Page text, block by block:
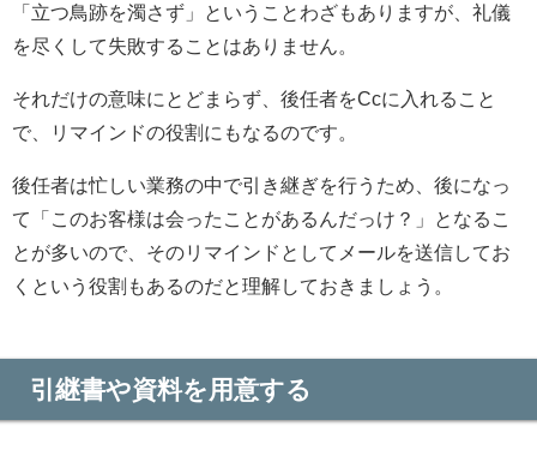
「立つ鳥跡を濁さず」ということわざもありますが、礼儀
を尽くして失敗することはありません。
それだけの意味にとどまらず、後任者をCcに入れること
で、リマインドの役割にもなるのです。
後任者は忙しい業務の中で引き継ぎを行うため、後になっ
て「このお客様は会ったことがあるんだっけ？」となるこ
とが多いので、そのリマインドとしてメールを送信してお
くという役割もあるのだと理解しておきましょう。
引継書や資料を用意する